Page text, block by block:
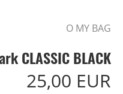
O MY BAG
CLASSIC BLACK
25,00 EUR